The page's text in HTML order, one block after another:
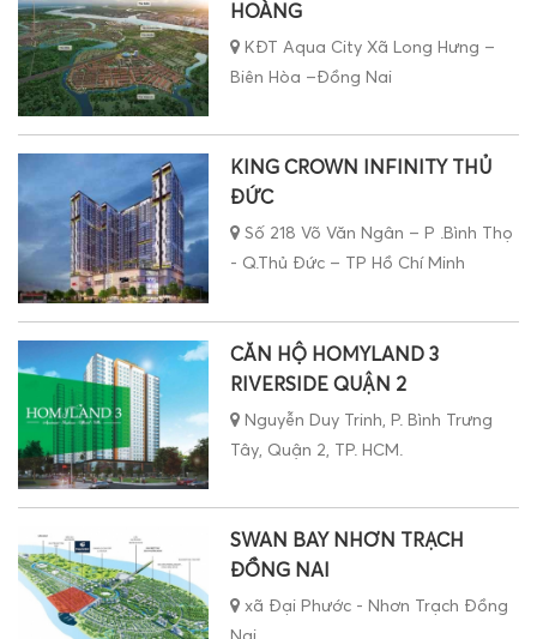
HOÀNG
KĐT Aqua City Xã Long Hưng –
Biên Hòa –Đồng Nai
KING CROWN INFINITY THỦ
ĐỨC
Số 218 Võ Văn Ngân – P .Bình Thọ
- Q.Thủ Đức – TP Hồ Chí Minh
CĂN HỘ HOMYLAND 3
RIVERSIDE QUẬN 2
Nguyễn Duy Trinh, P. Bình Trưng
Tây, Quận 2, TP. HCM.
SWAN BAY NHƠN TRẠCH
ĐỒNG NAI
xã Đại Phước - Nhơn Trạch Đồng